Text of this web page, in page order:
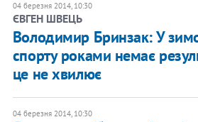
04 березня 2014, 10:30
ЄВГЕН ШВЕЦЬ
Володимир Бринзак: У
спорту роками немає
це не хвилює
04 березня 2014, 10:30